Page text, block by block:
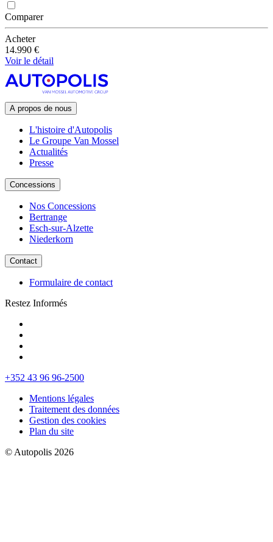
Comparer
Acheter
14.990 €
Voir le détail
A propos de nous
L'histoire d'Autopolis
Le Groupe Van Mossel
Actualités
Presse
Concessions
Nos Concessions
Bertrange
Esch-sur-Alzette
Niederkorn
Contact
Formulaire de contact
Restez Informés
+352 43 96 96-2500
Mentions légales
Traitement des données
Gestion des cookies
Plan du site
© Autopolis 2026